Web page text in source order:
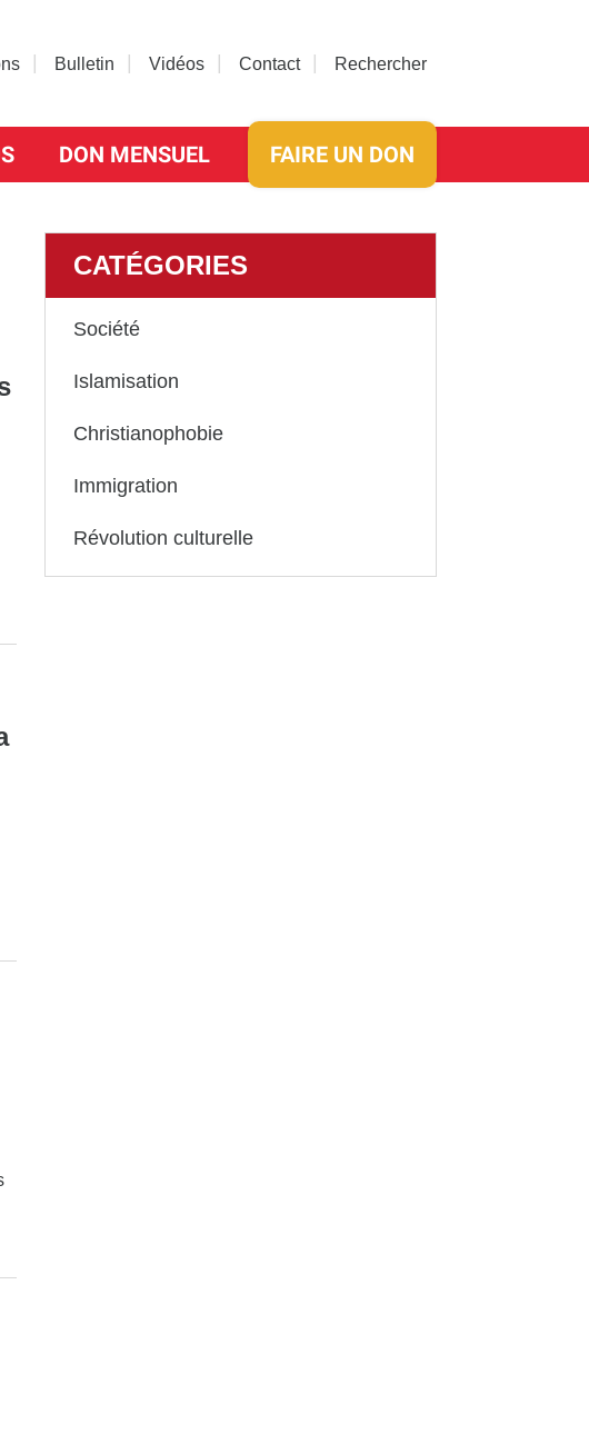
Bulletin Vidéos Contact Rechercher
DON MENSUEL FAIRE UN DON
CATÉGORIES
Société
Islamisation
Christianophobie
Immigration
Révolution culturelle